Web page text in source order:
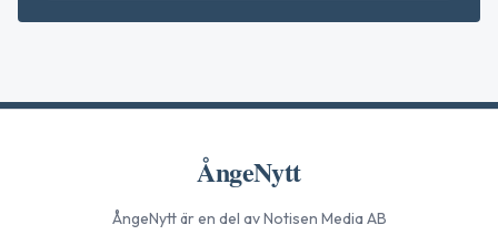
ÅngeNytt
ÅngeNyttär en del av Notisen Media AB